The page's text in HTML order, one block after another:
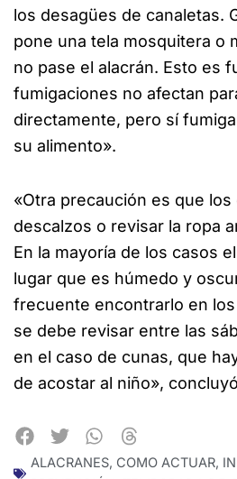
los desagües de canaletas.
pone una tela mosquitera o
no pase el alacrán. Esto es
fumigaciones no afectan
directamente, pero sí
su alimento».
«Otra precaución es que
descalzos o revisar la ropa
En la mayoría de los casos
lugar que es húmedo y
frecuente encontrarlo en
se debe revisar entre las
en el caso de cunas, que
de acostar al niño»,
ALACRANES, COMO ACTUAR,